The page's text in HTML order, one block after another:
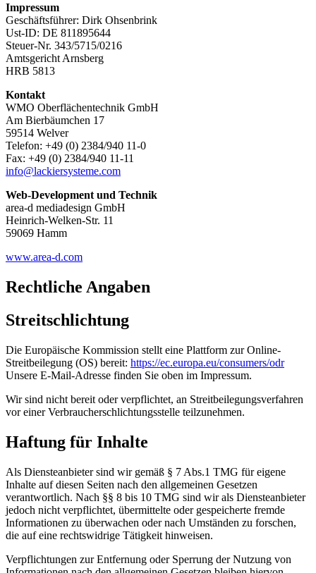
Impressum
Geschäftsführer: Dirk Ohsenbrink
Ust-ID: DE 811895644
Steuer-Nr. 343/5715/0216
Amtsgericht Arnsberg
HRB 5813
Kontakt
WMO Oberflächentechnik GmbH
Am Bierbäumchen 17
59514 Welver
Telefon: +49 (0) 2384/940 11-0
Fax: +49 (0) 2384/940 11-11
info@lackiersysteme.com
Web-Development und Technik
area-d mediadesign GmbH
Heinrich-Welken-Str. 11
59069 Hamm
www.area-d.com
Rechtliche Angaben
Streitschlichtung
Die Europäische Kommission stellt eine Plattform zur Online-
Streitbeilegung (OS) bereit: https://ec.europa.eu/consumers/odr
Unsere E-Mail-Adresse finden Sie oben im Impressum.
Wir sind nicht bereit oder verpflichtet, an Streitbeilegungsverfahren
vor einer Verbraucherschlichtungsstelle teilzunehmen.
Haftung für Inhalte
Als Diensteanbieter sind wir gemäß § 7 Abs.1 TMG für eigene
Inhalte auf diesen Seiten nach den allgemeinen Gesetzen
verantwortlich. Nach §§ 8 bis 10 TMG sind wir als Diensteanbieter
jedoch nicht verpflichtet, übermittelte oder gespeicherte fremde
Informationen zu überwachen oder nach Umständen zu forschen,
die auf eine rechtswidrige Tätigkeit hinweisen.
Verpflichtungen zur Entfernung oder Sperrung der Nutzung von